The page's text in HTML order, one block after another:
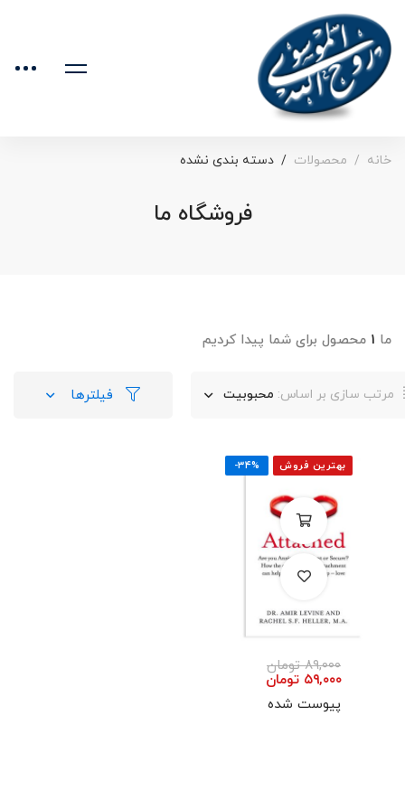
خانه محصولات دسته بندی نشده
فروشگاه ما
ما ۱ محصول برای شما پیدا کردیم
مرتب سازی بر اساس: محبوبیت فیلترها
بهترین فروش -۳۴%
۸۹,۰۰۰ تومان
۵۹,۰۰۰ تومان
پیوست شده